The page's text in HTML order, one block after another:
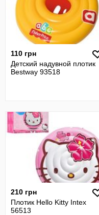
110 грн
Детский надувной плотик
Bestwaу 93518
210 грн
Плотик Hello Kitty Intex
56513